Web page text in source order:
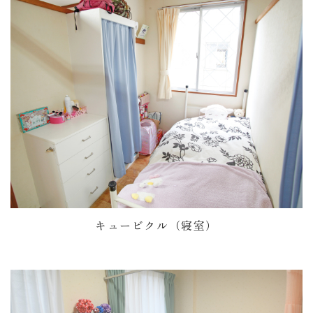
キュービクル（寝室）